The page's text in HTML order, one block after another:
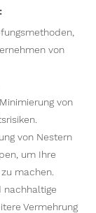
von
von
von Nestern
um Ihre
machen.
nachhaltige
Vermehrung